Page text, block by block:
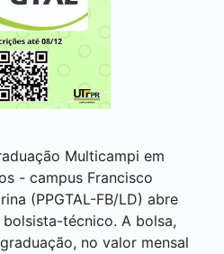
Multicampi em
- campus Francisco
(PPGTAL-FB/LD) abre
técnico. A bolsa,
no valor mensal